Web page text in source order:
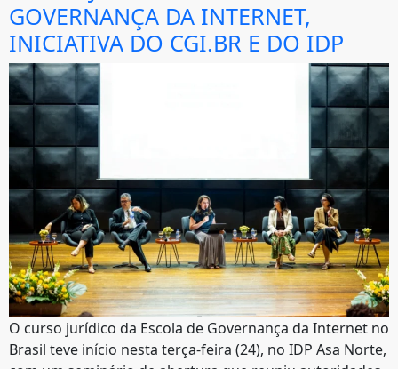
GOVERNANÇA DA INTERNET,
INICIATIVA DO CGI.BR E DO IDP
O curso jurídico da Escola de Governança da Internet no
Brasil teve início nesta terça-feira (24), no IDP Asa Norte,